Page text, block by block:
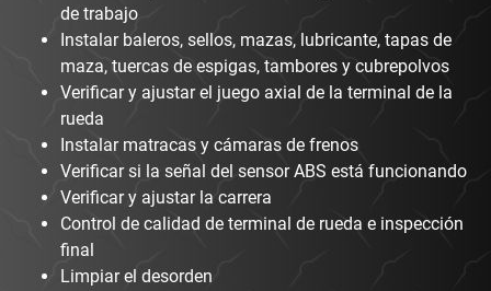
de trabajo
Instalar baleros, sellos, mazas, lubricante, tapas de
maza, tuercas de espigas, tambores y cubrepolvos
Verificar y ajustar el juego axial de la terminal de la
rueda
Instalar matracas y cámaras de frenos
Verificar si la señal del sensor ABS está funcionando
Verificar y ajustar la carrera
Control de calidad de terminal de rueda e inspección
final
Limpiar el desorden